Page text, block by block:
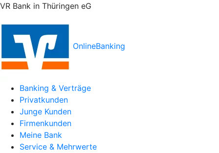
VR Bank in Thüringen eG
OnlineBanking
Banking & Verträge
Privatkunden
Junge Kunden
Firmenkunden
Meine Bank
Service & Mehrwerte